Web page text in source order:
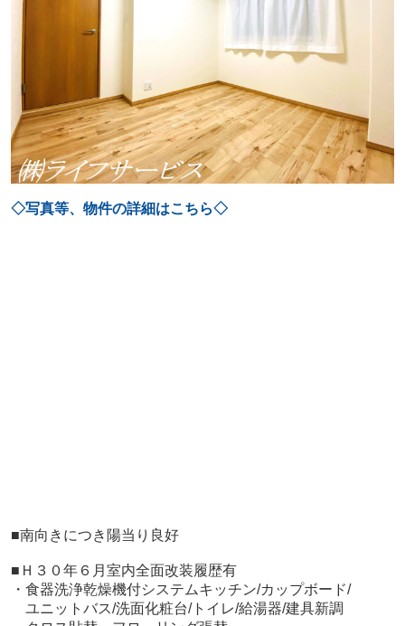
◇写真等、物件の詳細はこちら◇
■南向きにつき陽当り良好
■Ｈ３０年６月室内全面改装履歴有
・食器洗浄乾燥機付システムキッチン/カップボード/
ユニットバス/洗面化粧台/トイレ/給湯器/建具新調